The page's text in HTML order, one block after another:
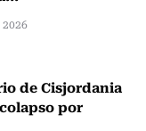
de Cisjordania
por